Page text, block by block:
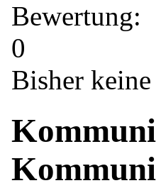
Bewertung:
0
Bisher